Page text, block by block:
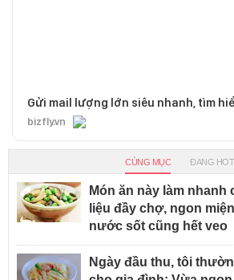
Gửi mail lượng lớn siêu nhanh, tìm
bizfly.vn
CÙNG MỤC ĐANG HOT
Món ăn này làm nhanh
liệu đầy chợ, ngon
nước sốt cũng hết veo
Ngày đầu thu, tôi